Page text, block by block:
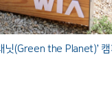
(Green the Planet)’ 캠